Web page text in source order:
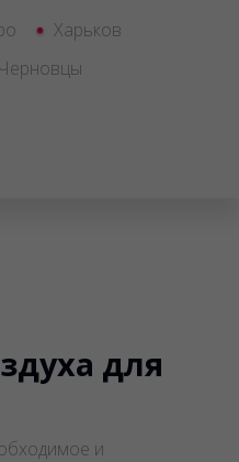
Харьков
Черновцы
для
и